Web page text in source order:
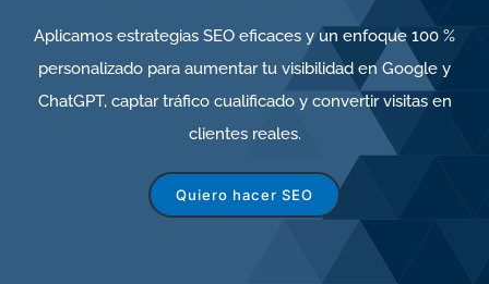
Aplicamos estrategias SEO eficaces y un enfoque 100 %
personalizado para aumentar tu visibilidad en Google y
ChatGPT, captar tráfico cualificado y convertir visitas en
clientes reales.
Quiero hacer SEO